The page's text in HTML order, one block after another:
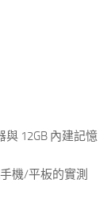
與 12GB 內建記憶
機/平板的實測